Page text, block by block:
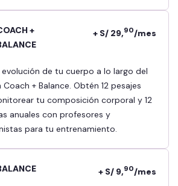
+
+ S/ 29,90/mes
+ Balance. Obtén 12 pesajes
tu composición corporal y 12
anuales con profesores y
para tu entrenamiento.
+ S/ 9,90/mes